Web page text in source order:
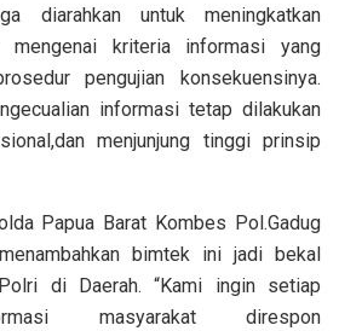
diarahkan untuk meningkatkan
mengenai kriteria informasi yang
pengujian konsekuensinya.
informasi tetap dilakukan
menjunjung tinggi prinsip
Papua Barat Kombes Pol.Gadug
menambahkan bimtek ini jadi bekal
di Daerah. “Kami ingin setiap
masyarakat direspon